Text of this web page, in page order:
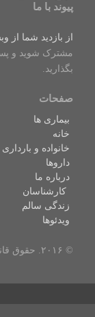
پیوند با ما
از بازدید شما از
مشترک شوید و
بگذارید.
صفحات
بیماری ها
خانه
خانواده و بارداری
داروها
درباره ما
کارشناسان
زندگی سالم
ویدئوها
© ۲۰۱۶. حقوق قانونی محفوظ است.